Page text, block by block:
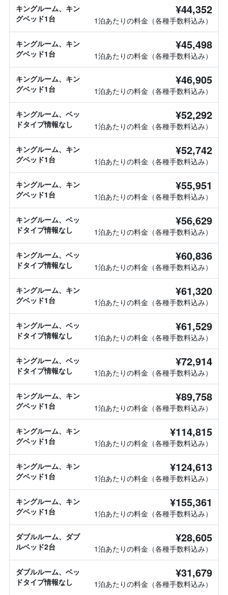
キングルーム、キン
グベッド1台
¥44,352
1泊あたりの料金（各種手数料込み）
キングルーム、キン
グベッド1台
¥45,498
1泊あたりの料金（各種手数料込み）
キングルーム、キン
グベッド1台
¥46,905
1泊あたりの料金（各種手数料込み）
キングルーム、ベッ
ドタイプ情報なし
¥52,292
1泊あたりの料金（各種手数料込み）
キングルーム、キン
グベッド1台
¥52,742
1泊あたりの料金（各種手数料込み）
キングルーム、キン
グベッド1台
¥55,951
1泊あたりの料金（各種手数料込み）
キングルーム、ベッ
ドタイプ情報なし
¥56,629
1泊あたりの料金（各種手数料込み）
キングルーム、ベッ
ドタイプ情報なし
¥60,836
1泊あたりの料金（各種手数料込み）
キングルーム、キン
グベッド1台
¥61,320
1泊あたりの料金（各種手数料込み）
キングルーム、ベッ
ドタイプ情報なし
¥61,529
1泊あたりの料金（各種手数料込み）
キングルーム、ベッ
ドタイプ情報なし
¥72,914
1泊あたりの料金（各種手数料込み）
キングルーム、キン
グベッド1台
¥89,758
1泊あたりの料金（各種手数料込み）
キングルーム、キン
グベッド1台
¥114,815
1泊あたりの料金（各種手数料込み）
キングルーム、キン
グベッド1台
¥124,613
1泊あたりの料金（各種手数料込み）
キングルーム、キン
グベッド1台
¥155,361
1泊あたりの料金（各種手数料込み）
ダブルルーム、ダブ
ルベッド2台
¥28,605
1泊あたりの料金（各種手数料込み）
ダブルルーム、ベッ
ドタイプ情報なし
¥31,679
1泊あたりの料金（各種手数料込み）